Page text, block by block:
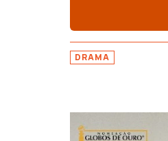
DRAMA